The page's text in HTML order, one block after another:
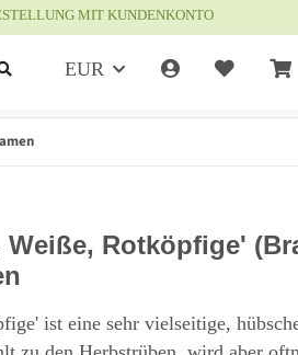
MIT KUNDENKONTO
EUR
Rotköpfige'
ist eine sehr vielseitige,